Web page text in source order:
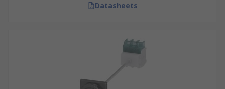
Datasheets